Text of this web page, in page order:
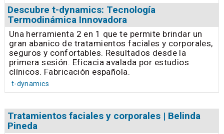
Descubre t-dynamics: Tecnología
Termodinámica Innovadora
Una herramienta 2 en 1 que te permite brindar un
gran abanico de tratamientos faciales y corporales,
seguros y confortables. Resultados desde la
primera sesión. Eficacia avalada por estudios
clínicos. Fabricación española.
t-dynamics
Tratamientos faciales y corporales | Belinda
Pineda